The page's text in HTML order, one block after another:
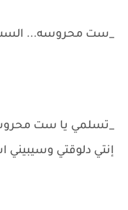
_ست محروسه... الست
_تسلمي يا ست
إنتي دلوقتي